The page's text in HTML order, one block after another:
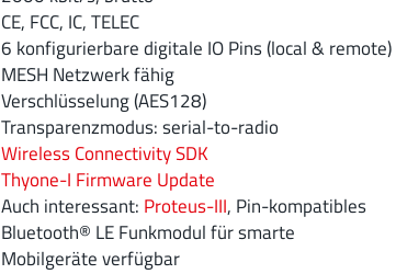
CE, FCC, IC, TELEC
6 konfigurierbare digitale IO Pins (local & remote)
MESH Netzwerk fähig
Verschlüsselung (AES128)
Transparenzmodus: serial-to-radio
Wireless Connectivity SDK
Thyone-I Firmware Update
Auch interessant: Proteus-III, Pin-kompatibles
Bluetooth® LE Funkmodul für smarte
Mobilgeräte verfügbar